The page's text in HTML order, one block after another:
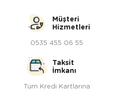
Müşteri
Hizmetleri
0535 455 06 55
Taksit
İmkanı
Tüm Kredi Kartlarına